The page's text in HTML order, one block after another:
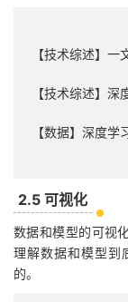
【技术综述】一
【技术综述】深
【数据】深度学
2.5 可视化
数据和模型的可视
理解数据和模型到
的。